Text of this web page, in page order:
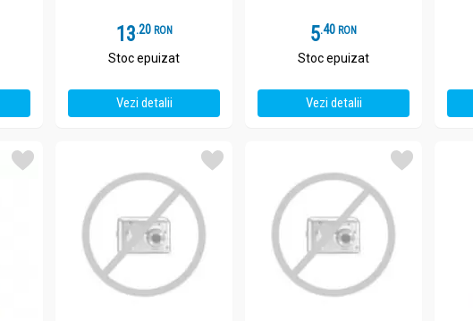
13.2 RON
Stoc epuizat
Vezi detalii
5.4 RON
Stoc epuizat
Vezi detalii